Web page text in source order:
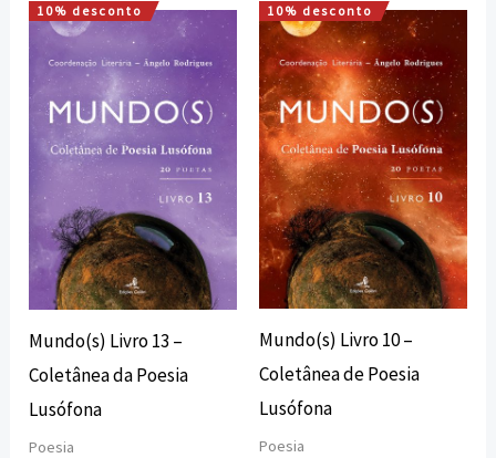
10% desconto
Mundo(s) Livro 13 –
Coletânea da Poesia
Lusófona
Poesia
O
preço
original
era:
13,50 €.
O
preço
atual
é:
12,15 €.
10% desconto
Mundo(s) Livro 10 –
Coletânea de Poesia
Lusófona
Poesia
O
preço
original
era:
13,50 €.
O
preço
atual
é:
12,15 €.